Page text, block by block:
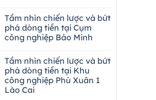
Tầm nhìn chiến lược và bứt
phá dòng tiền tại Cụm
công nghiệp Bảo Minh
Tầm nhìn chiến lược và bứt
phá dòng tiền tại Khu
công nghiệp Phú Xuân 1
Lào Cai